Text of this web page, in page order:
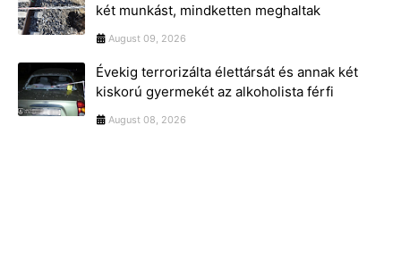
két munkást, mindketten meghaltak
August 09, 2026
Évekig terrorizálta élettársát és annak két
kiskorú gyermekét az alkoholista férfi
August 08, 2026